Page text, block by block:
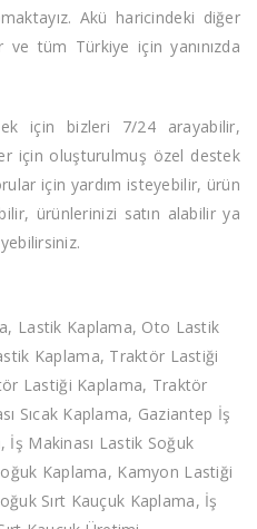
Akü haricindeki diğer
tüm Türkiye için yanınızda
için bizleri 7/24 arayabilir,
için oluşturulmuş özel destek
için yardım isteyebilir, ürün
ürünlerinizi satın alabilir ya